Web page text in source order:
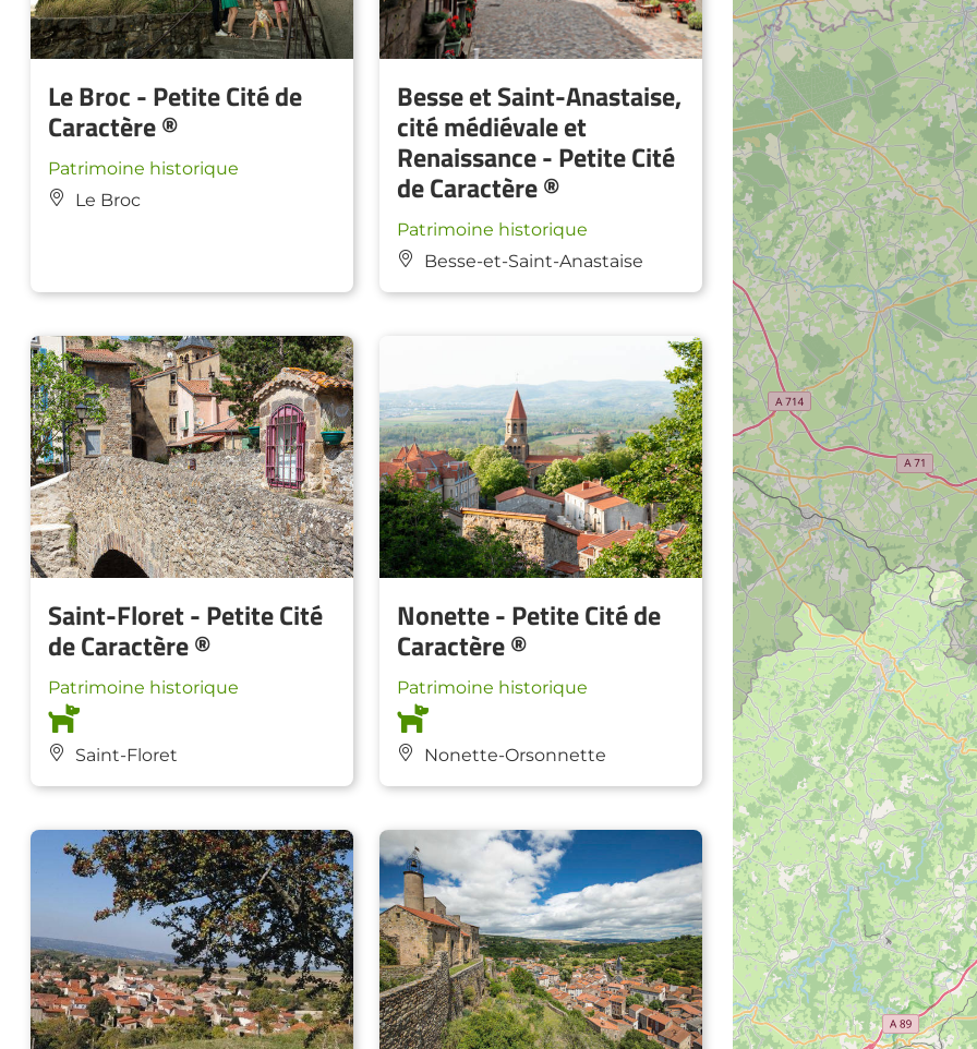
Le Broc - Petite Cité de
Caractère ®
Patrimoine historique
Le Broc
Besse et Saint-Anastaise,
cité médiévale et
Renaissance - Petite Cité
de Caractère ®
Patrimoine historique
Besse-et-Saint-Anastaise
Saint-Floret - Petite Cité
de Caractère ®
Patrimoine historique
Saint-Floret
Nonette - Petite Cité de
Caractère ®
Patrimoine historique
Nonette-Orsonnette